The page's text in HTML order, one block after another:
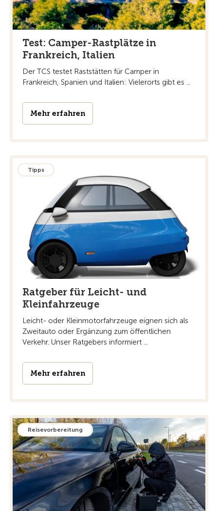
Test: Camper-Rastplätze in
Frankreich, Italien
Der TCS testet Raststätten für Camper in
Frankreich, Spanien und Italien: Vielerorts gibt es ...
Mehr erfahren
Tipps
Ratgeber für Leicht- und
Kleinfahrzeuge
Leicht- oder Kleinmotorfahrzeuge eignen sich als
Zweitauto oder Ergänzung zum öffentlichen
Verkehr. Unser Ratgebers informiert ...
Mehr erfahren
Reisevorbereitung